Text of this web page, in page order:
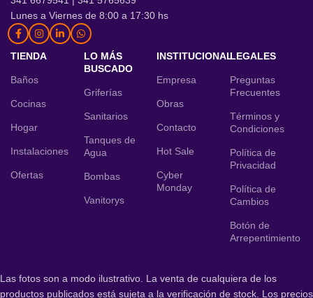
Lunes a Viernes de 8:00 a 17:30 hs
TIENDA
Baños
Cocinas
Hogar
Instalaciones
Ofertas
LO MÁS
BUSCADO
Griferías
Sanitarios
Tanques de
Agua
Bombas
Vanitorys
INSTITUCIONAL
Empresa
Obras
Contacto
Hot Sale
Cyber
Monday
LEGALES
Preguntas
Frecuentes
Términos y
Condiciones
Política de
Privacidad
Política de
Cambios
Botón de
Arrepentimiento
Las fotos son a modo ilustrativo. La venta de cualquiera de los
productos publicados está sujeta a la verificación de stock. Los precios